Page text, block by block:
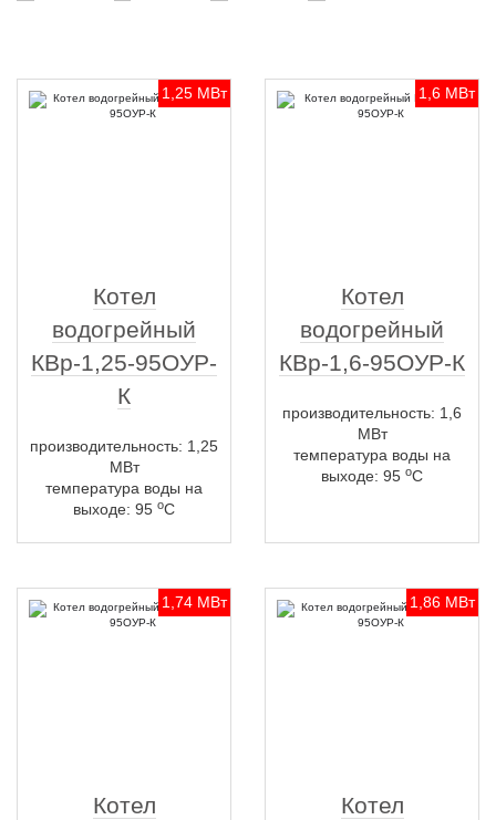
1,25 МВт
Котел
водогрейный
КВр-1,25-95ОУР-
К
производительность: 1,25
МВт
температура воды на
выходе: 95 оС
1,6 МВт
Котел
водогрейный
КВр-1,6-95ОУР-К
производительность: 1,6
МВт
температура воды на
выходе: 95 оС
1,74 МВт
Котел
1,86 МВт
Котел